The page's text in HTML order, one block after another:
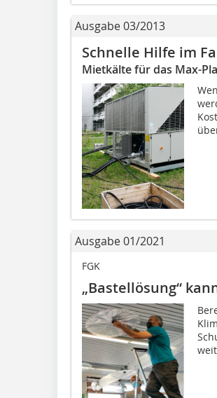
Ausgabe 03/2013
Schnelle Hilfe im
Mietkälte für das Max-
Ausgabe 01/2021
FGK
„Bastellösung“